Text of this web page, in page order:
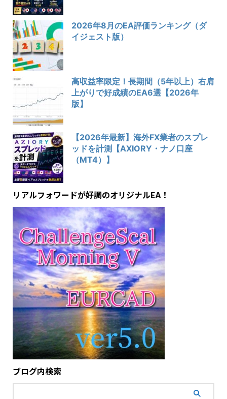
2026年8月のEA評価ランキング（ダ
イジェスト版）
高収益率限定！長期間（5年以上）右肩
上がりで好成績のEA6選【2026年
版】
【2026年最新】海外FX業者のスプレ
ッドを計測【AXIORY・ナノ口座
（MT4）】
リアルフォワードが好調のオリジナルEA！
ブログ内検索